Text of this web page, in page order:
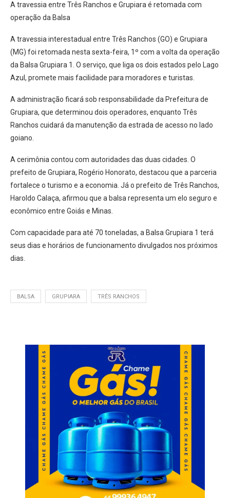
A travessia entre Três Ranchos e Grupiara é retomada com
operação da Balsa
A travessia interestadual entre Três Ranchos (GO) e Grupiara
(MG) foi retomada nesta sexta-feira, 1º com a volta da operação
da Balsa Grupiara 1. O serviço, que liga os dois estados pelo Lago
Azul, promete mais facilidade para moradores e turistas.
A administração ficará sob responsabilidade da Prefeitura de
Grupiara, que determinou dois operadores, enquanto Três
Ranchos cuidará da manutenção da estrada de acesso no lado
goiano.
A cerimônia contou com autoridades das duas cidades. O
prefeito de Grupiara, Rogério Honorato, destacou que a parceria
fortalece o turismo e a economia. Já o prefeito de Três Ranchos,
Haroldo Calaça, afirmou que a balsa representa um elo seguro e
econômico entre Goiás e Minas.
Com capacidade para até 70 toneladas, a Balsa Grupiara 1 terá
seus dias e horários de funcionamento divulgados nos próximos
dias.
BALSA GRUPIARA TRÊS RANCHOS